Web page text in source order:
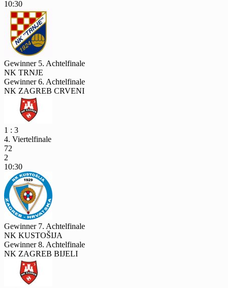
10:30
Gewinner 5. Achtelfinale
NK TRNJE
Gewinner 6. Achtelfinale
NK ZAGREB CRVENI
1 : 3
4. Viertelfinale
72
2
10:30
Gewinner 7. Achtelfinale
NK KUSTOŠIJA
Gewinner 8. Achtelfinale
NK ZAGREB BIJELI